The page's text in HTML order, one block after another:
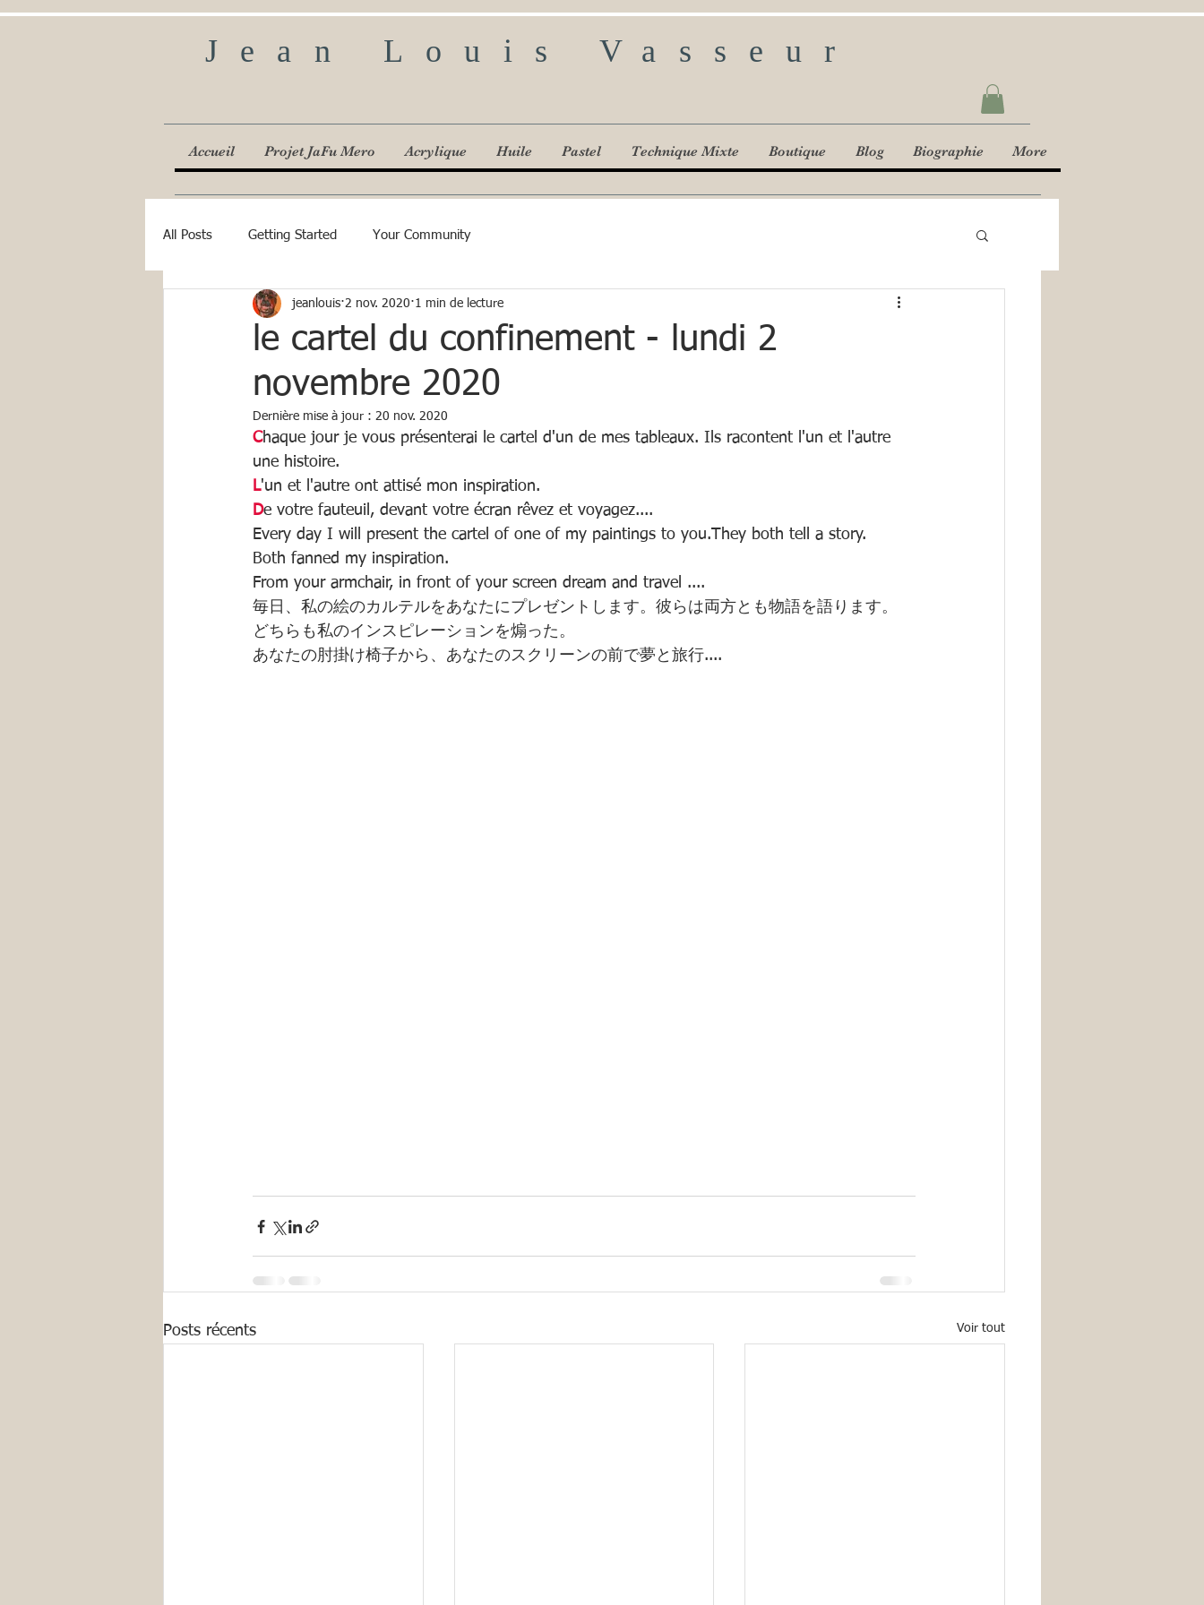
Jean Louis Vasseur
Accueil Projet JaFu Mero Acrylique Huile Pastel Technique Mixte Boutique Blog Biographie More
All Posts Getting Started Your Community
le cartel du confinement - lundi 2
novembre 2020
jeanlouis 2 nov. 2020 1 min de lecture
Dernière mise à jour : 20 nov. 2020
Chaque jour je vous présenterai le cartel d'un de mes tableaux. Ils racontent l'un et l'autre
une histoire.
L'un et l'autre ont attisé mon inspiration.
De votre fauteuil, devant votre écran rêvez et voyagez....
Every day I will present the cartel of one of my paintings to you.They both tell a story.
Both fanned my inspiration.
From your armchair, in front of your screen dream and travel ....
毎日、私の絵のカルテルをあなたにプレゼントします。彼らは両方とも物語を語ります。
どちらも私のインスピレーションを煽った。
あなたの肘掛け椅子から、あなたのスクリーンの前で夢と旅行....
Posts récents Voir tout